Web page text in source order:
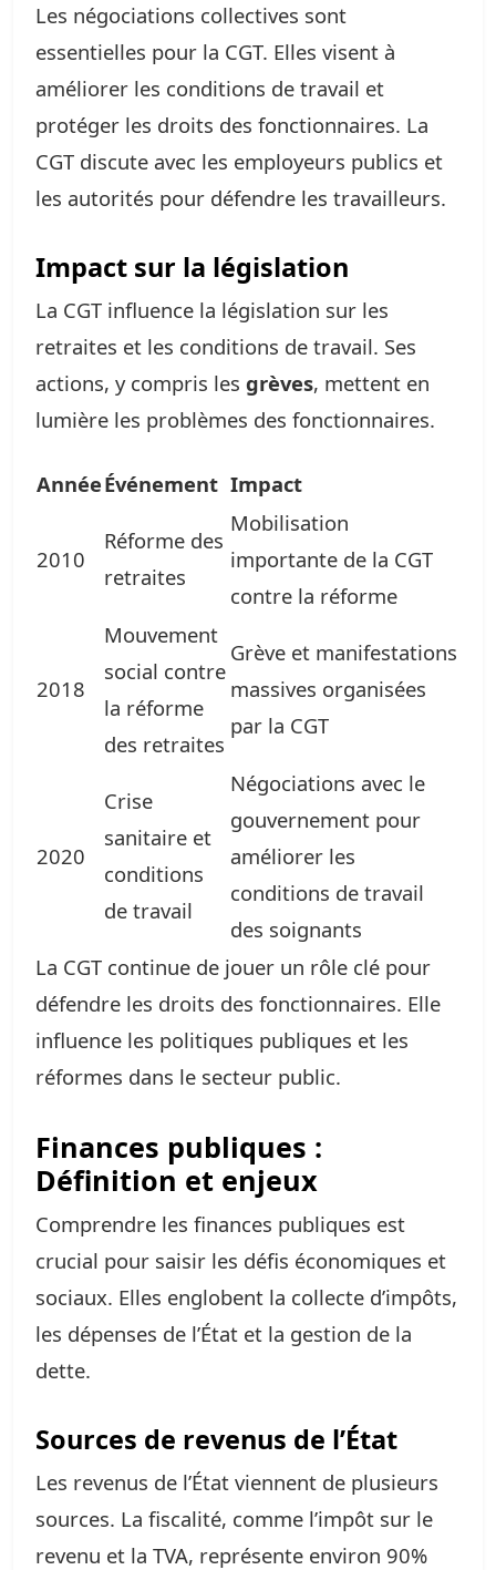
Les négociations collectives sont
essentielles pour la CGT. Elles visent à
améliorer les conditions de travail et
protéger les droits des fonctionnaires. La
CGT discute avec les employeurs publics et
les autorités pour défendre les travailleurs.
Impact sur la législation
La CGT influence la législation sur les
retraites et les conditions de travail. Ses
actions, y compris les grèves, mettent en
lumière les problèmes des fonctionnaires.
AnnéeÉvénement Impact
2010
Réforme des
retraites
Mobilisation
importante de la CGT
contre la réforme
2018
Mouvement
social contre
la réforme
des retraites
Grève et manifestations
massives organisées
par la CGT
2020
Crise
sanitaire et
conditions
de travail
Négociations avec le
gouvernement pour
améliorer les
conditions de travail
des soignants
La CGT continue de jouer un rôle clé pour
défendre les droits des fonctionnaires. Elle
influence les politiques publiques et les
réformes dans le secteur public.
Finances publiques :
Définition et enjeux
Comprendre les finances publiques est
crucial pour saisir les défis économiques et
sociaux. Elles englobent la collecte d’impôts,
les dépenses de l’État et la gestion de la
dette.
Sources de revenus de l’État
Les revenus de l’État viennent de plusieurs
sources. La fiscalité, comme l’impôt sur le
revenu et la TVA, représente environ 90%